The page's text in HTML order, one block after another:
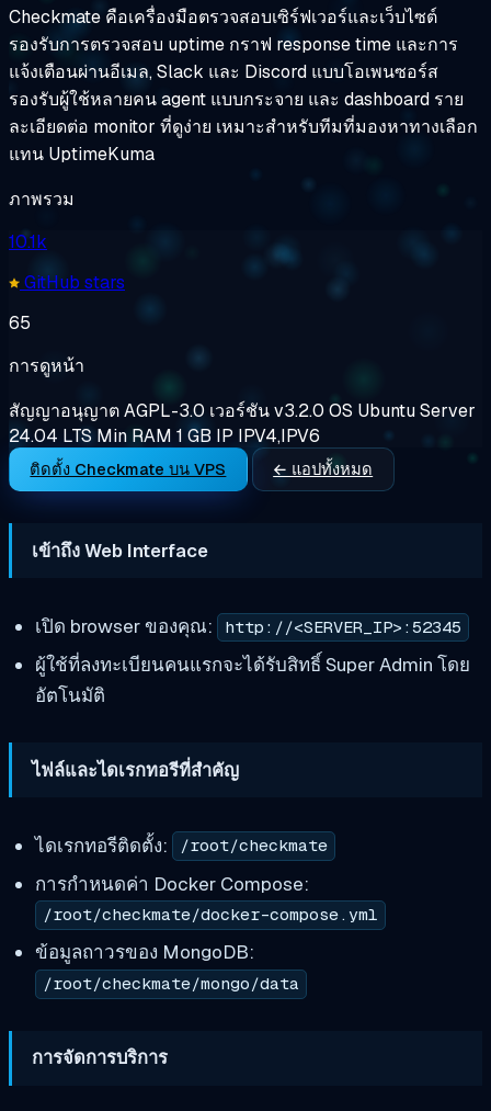
Checkmate คือเครื่องมือตรวจสอบเซิร์ฟเวอร์และเว็บไซต์
รองรับการตรวจสอบ uptime กราฟ response time และการ
แจ้งเตือนผ่านอีเมล, Slack และ Discord แบบโอเพนซอร์ส
รองรับผู้ใช้หลายคน agent แบบกระจาย และ dashboard ราย
ละเอียดต่อ monitor ที่ดูง่าย เหมาะสำหรับทีมที่มองหาทางเลือก
แทน UptimeKuma
ภาพรวม
10.1k
GitHub stars
65
การดูหน้า
สัญญาอนุญาตAGPL-3.0 เวอร์ชันv3.2.0 OS Ubuntu Server
24.04 LTS Min RAM 1 GB IP IPV4,IPV6
ติดตั้ง Checkmate บน VPS ← แอปทั้งหมด
เข้าถึง Web Interface
เปิด browser ของคุณ: http://<SERVER_IP>:52345
ผู้ใช้ที่ลงทะเบียนคนแรกจะได้รับสิทธิ์ Super Admin โดย
อัตโนมัติ
ไฟล์และไดเรกทอรีที่สำคัญ
ไดเรกทอรีติดตั้ง: /root/checkmate
การกำหนดค่า Docker Compose:
/root/checkmate/docker-compose.yml
ข้อมูลถาวรของ MongoDB:
/root/checkmate/mongo/data
การจัดการบริการ